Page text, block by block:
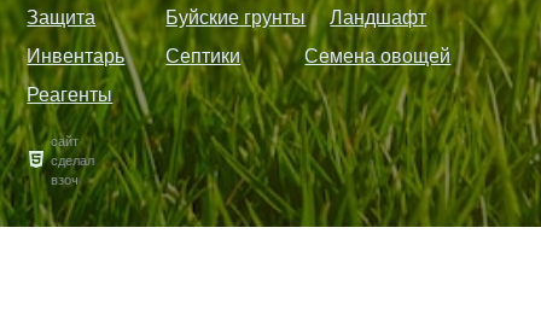
Защита
Буйские грунты
Ландшафт
Инвентарь
Септики
Семена овощей
Реагенты
сайт
сделал
взоч